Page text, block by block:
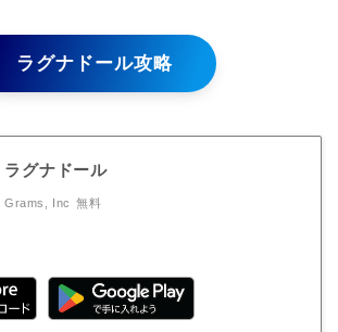
ラグナドール攻略
ラグナドール
Grams, Inc 無料